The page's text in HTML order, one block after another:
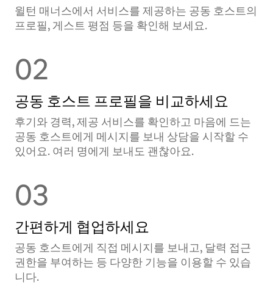
윌턴 매너스에서 서비스를 제공하는 공⁠동 호⁠스⁠트⁠의
프로필, 게스트 평점 등을 확⁠인⁠해 보⁠세⁠요⁠.
02
공동 호스트 프로필을 비교하세요
후기와 경력, 제공 서비스를 확인하고 마음에 드는
공동 호스트에게 메시지를 보내 상담을 시작할 수
있어요. 여러 명에게 보내도 괜찮아요.
03
간편하게 협업하세요
공동 호스트에게 직접 메시지를 보내고, 달력 접근
권한을 부여하는 등 다양한 기능을 이용할 수 있습
니다.